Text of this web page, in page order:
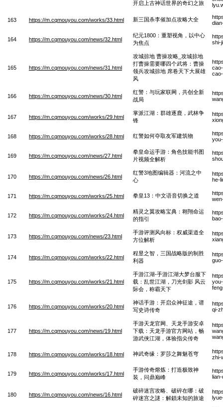
开启上古神话世界的奇幻之旅
163 https://m.cqmouyou.com/works/33.html 新三国杀李催加点攻略大全
164 https://m.cqmouyou.com/news/32.html
纪元1800：重塑视角，以中心
为焦点
shi-
165 https://m.cqmouyou.com/news/31.html
攻城掠地 曹操攻略_攻城掠地
打曹操需要哪四个武将：曹操
领兵攻城掠地 席卷天下大展雄
风
166 https://m.cqmouyou.com/news/30.html
红警：与玩家联网，共创全新
战局
167 https://m.cqmouyou.com/works/29.html
掌派江湖：群雄逐鹿，武林争
锋
168 https://m.cqmouyou.com/works/28.html 红警如何夺取友军建筑物
169 https://m.cqmouyou.com/news/27.html
拳皇命运手游：角色技能书图
片视频全解析
170 https://m.cqmouyou.com/news/26.html
红警3地图编辑器：河流之中
心
he-
171 https://m.cqmouyou.com/works/25.html 拳皇13：中文语音切换之道
172 https://m.cqmouyou.com/works/24.html
精灵之翼攻略宝典：翱翔命运
的指引
173 https://m.cqmouyou.com/news/23.html
手游评测风向标：权威渠道全
方位解析
174 https://m.cqmouyou.com/works/22.html
程昱之智，三国战略版的制胜
利器
175 https://m.cqmouyou.com/works/21.html
手游江湖-手游江湖大梦台服下
载：乱世江湖，刀光剑影 风云
际会，称霸天下
176 https://m.cqmouyou.com/works/20.html
神话手游：开启众神征途，谱
写史诗传奇
qi-
177 https://m.cqmouyou.com/news/19.html
手游天龙官网、天龙手游安卓
下载：天龙手游官方网站，畅
游武侠江湖，体验指尖传奇
178 https://m.cqmouyou.com/works/18.html 神武奇缘：罗莎之舞魅苍穹
zhi-
179 https://m.cqmouyou.com/works/17.html
手游传奇熔炼：打造极致神
装，问鼎巅峰
180 https://m.cqmouyou.com/news/16.html
破碎迷宫攻略、破碎在哪：破
碎迷宫之謎：解鎖未知的旅途